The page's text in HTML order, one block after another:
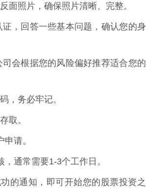
面照片，确保照片清晰、完整。
，回答一些基本问题，确认您的身
会根据您的风险偏好推荐适合您的
，务必牢记。
取。
请。
通常需要1-3个工作日。
的通知，即可开始您的股票投资之